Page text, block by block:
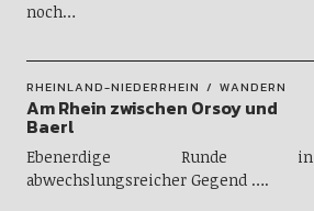
noch…
RHEINLAND-NIEDERRHEIN WANDERN
Am Rhein zwischen Orsoy und
Baerl
Ebenerdige Runde in
abwechslungsreicher Gegend ….